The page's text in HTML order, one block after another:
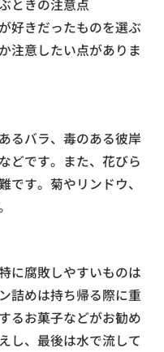
ときの注意点
好きだったものを選ぶ
注意したい点がありま
るバラ、毒のある彼岸
どです。また、花びら
です。菊やリンドウ、
に腐敗しやすいものは
詰めは持ち帰る際に重
るお菓子などがお勧め
し、最後は水で流して